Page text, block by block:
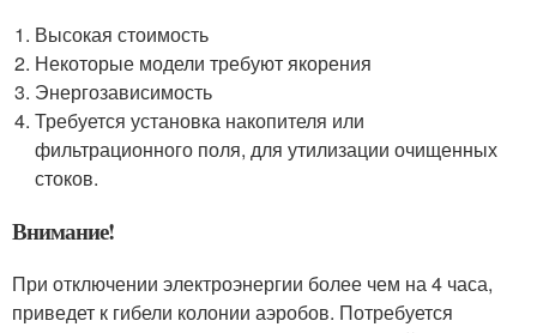
Высокая стоимость
Некоторые модели требуют якорения
Энергозависимость
Требуется установка накопителя или
фильтрационного поля, для утилизации очищенных
стоков.
Внимание!
При отключении электроэнергии более чем на 4 часа,
приведет к гибели колонии аэробов. Потребуется